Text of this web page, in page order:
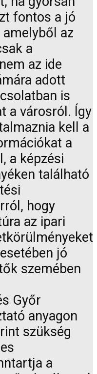
fontos a jó
az
a
az ide
adott
is
a városról. Így
kell a
a
a képzési
található
hogy
az ipari
jó
szemében
Győr
anyagon
szükség
a